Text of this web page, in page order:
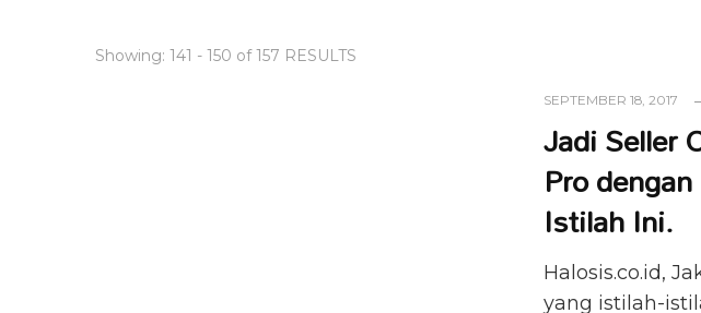
Showing: 141 - 150 of 157 RESULTS
SEPTEMBER 18, 2017
Jadi Seller
Pro
Istilah Ini.
Halosis.co.id,
yang istilah-